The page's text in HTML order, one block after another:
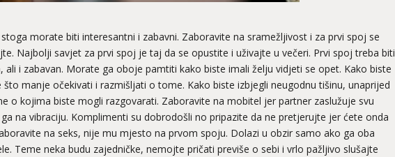
morate biti interesantni i zabavni. Zaboravite na sramežljivost i za prvi spoj se
Najbolji savjet za prvi spoj je taj da se opustite i uživajte u večeri. Prvi spoj treba biti
ali i zabavan. Morate ga oboje pamtiti kako biste imali želju vidjeti se opet. Kako biste
manje očekivati i razmišljati o tome. Kako biste izbjegli neugodnu tišinu, unaprijed
o kojima biste mogli razgovarati. Zaboravite na mobitel jer partner zaslužuje svu
na vibraciju. Komplimenti su dobrodošli no pripazite da ne pretjerujte jer ćete onda
na seks, nije mu mjesto na prvom spoju. Dolazi u obzir samo ako ga oba
Teme neka budu zajedničke, nemojte pričati previše o sebi i vrlo pažljivo slušajte